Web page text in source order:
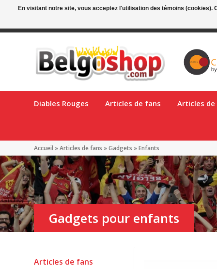
Diables Rouges Articles de fans Articles
Accueil »Articles de fans »Gadgets »Enfants
Gadgets pour enfants
Articles de fans
En visitant notre site, vous acceptez l'utilisation des témoins